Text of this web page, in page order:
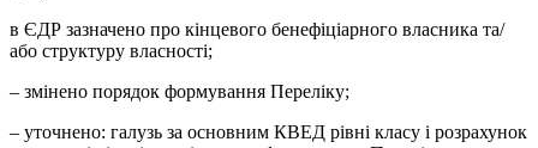
в ЄДР зазначено про кінцевого бенефіціарного власника та/
або структуру власності;
– змінено порядок формування Переліку;
– уточнено: галузь за основним КВЕД рівні класу і розрахунок